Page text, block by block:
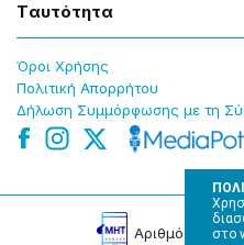
στο
Tαυτότητα
Όροɩ Χρήσης
Πολɩτɩκή Απορρήτου
Δήλωση Συμμόρφωσης με τη
Αρɩθμός